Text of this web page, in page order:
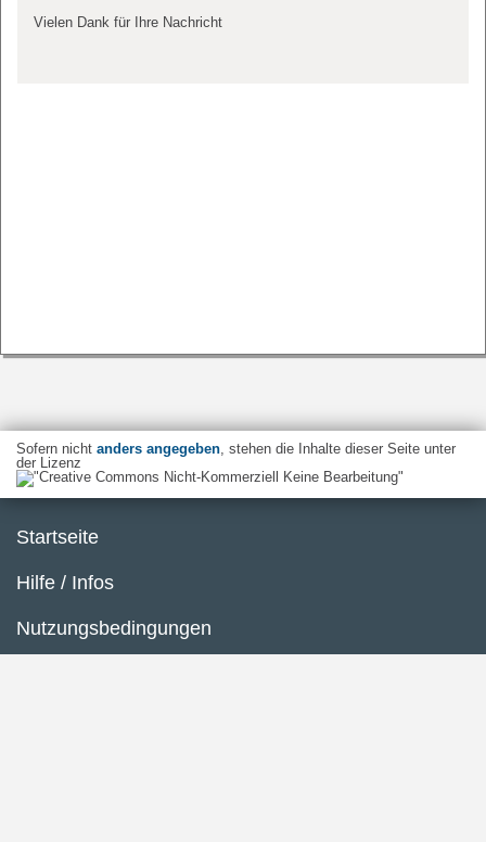
Vielen Dank für Ihre Nachricht
Sofern nicht anders angegeben, stehen die Inhalte dieser Seite unter
der Lizenz
Startseite
Hilfe / Infos
Nutzungsbedingungen